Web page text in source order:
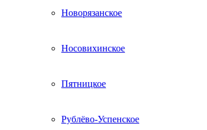
Новорязанское
Носовихинское
Пятницкое
Рублёво-Успенское